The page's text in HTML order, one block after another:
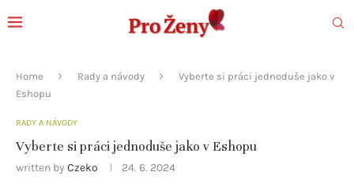
Home Rady a návody
Vyberte si práci jednoduše jako v
Eshopu
RADY A NÁVODY
Vyberte si práci jednoduše jako v Eshopu
written by Czeko 24. 6. 2024